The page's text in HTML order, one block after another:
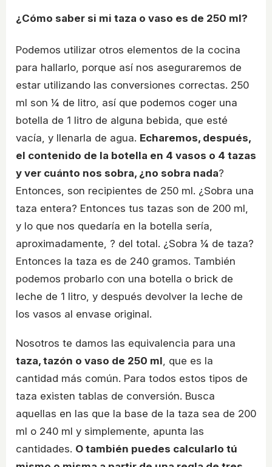
¿Cómo saber si mi taza o vaso es de 250 ml?
Podemos utilizar otros elementos de la cocina
para hallarlo, porque así nos aseguraremos de
estar utilizando las conversiones correctas. 250
ml son ¼ de litro, así que podemos coger una
botella de 1 litro de alguna bebida, que esté
vacía, y llenarla de agua. Echaremos, después,
el contenido de la botella en 4 vasos o 4 tazas
y ver cuánto nos sobra, ¿no sobra nada?
Entonces, son recipientes de 250 ml. ¿Sobra una
taza entera? Entonces tus tazas son de 200 ml,
y lo que nos quedaría en la botella sería,
aproximadamente, ? del total. ¿Sobra ¼ de taza?
Entonces la taza es de 240 gramos. También
podemos probarlo con una botella o brick de
leche de 1 litro, y después devolver la leche de
los vasos al envase original.
Nosotros te damos las equivalencia para una
taza, tazón o vaso de 250 ml, que es la
cantidad más común. Para todos estos tipos de
taza existen tablas de conversión. Busca
aquellas en las que la base de la taza sea de 200
ml o 240 ml y simplemente, apunta las
cantidades. O también puedes calcularlo tú